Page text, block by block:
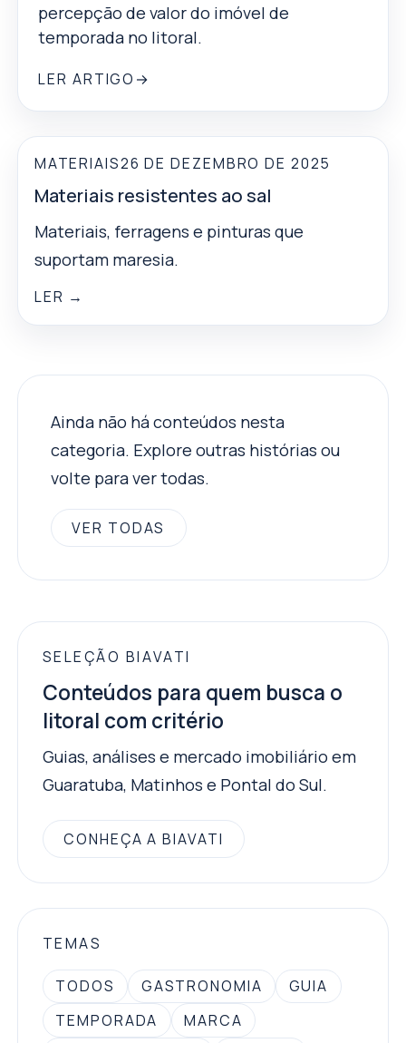
percepção de valor do imóvel de
temporada no litoral.
LER ARTIGO →
MATERIAIS26 DE DEZEMBRO DE 2025
Materiais resistentes ao sal
Materiais, ferragens e pinturas que
suportam maresia.
LER →
Ainda não há conteúdos nesta
categoria. Explore outras histórias ou
volte para ver todas.
VER TODAS
SELEÇÃO BIAVATI
Conteúdos para quem busca o
litoral com critério
Guias, análises e mercado imobiliário em
Guaratuba, Matinhos e Pontal do Sul.
CONHEÇA A BIAVATI
TEMAS
TODOS GASTRONOMIA
GUIA
TEMPORADA
MARCA